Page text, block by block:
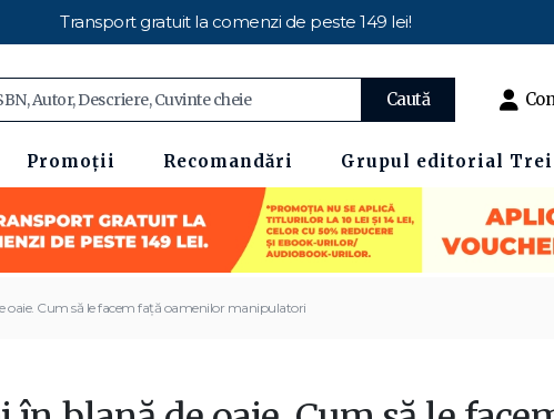
Transport gratuit la comenzi de peste 149 lei!
Caută
Promoții Recomandări Grupul editorial Trei
oaie. Cum să le facem față oamenilor manipulatori